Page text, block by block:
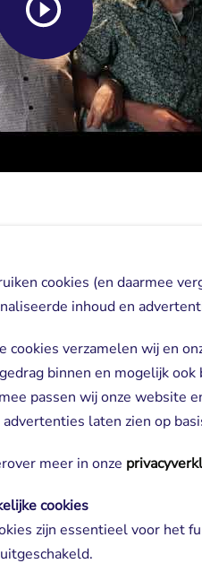
cookies (en daarmee
inhoud en
cookies verzamelen wij en
binnen en mogelijk
passen wij onze website
laten zien op
meer in onze
cookies
zijn essentieel voor het
Zorg of
045 - 800